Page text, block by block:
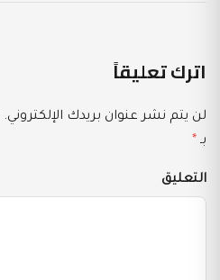
اترك تعليقاً
لن يتم نشر عنوان بريدك الإلكتروني.
بـ *
التعليق